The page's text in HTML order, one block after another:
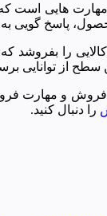
هایی است که
پاسخ گویی
را
سطح از توانایی
فروش و مهارت
را دنبال کنید.